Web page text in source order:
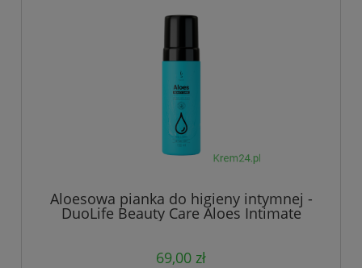
Aloesowa pianka do higieny intymnej -
DuoLife Beauty Care Aloes Intimate
Wash Foam
69,00 zł